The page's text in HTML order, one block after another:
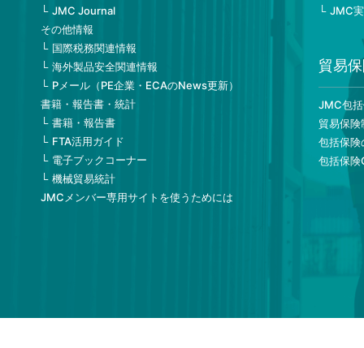
JMC Journal
その他情報
国際税務関連情報
海外製品安全関連情報
Pメール（PE企業・ECAのNews更新）
書籍・報告書・統計
書籍・報告書
FTA活用ガイド
電子ブックコーナー
機械貿易統計
JMCメンバー専用サイトを使うためには
JMC
貿易
JMC包
貿易保険
包括保険
包括保険